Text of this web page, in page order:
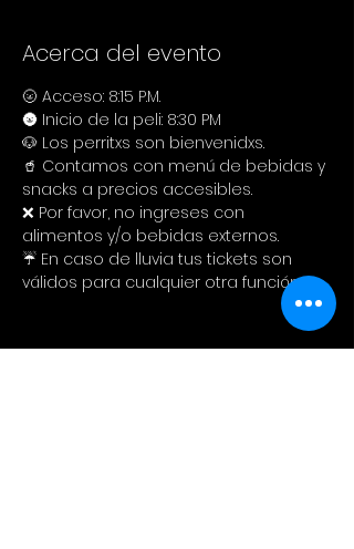
Acerca del evento
🌝 Acceso: 8:15 P.M.
🌚 Inicio de la peli: 8:30 PM
🐶 Los perritxs son bienvenidxs.
🥤 Contamos con menú de bebidas y
snacks a precios accesibles.
❌ Por favor, no ingreses con
alimentos y/o bebidas externos.
☔ En caso de lluvia tus tickets son
válidos para cualquier otra función.